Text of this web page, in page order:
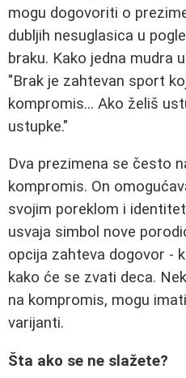
mogu dogovoriti o
dubljih nesuglasica u
braku. Kako jedna mudra
"Brak je zahtevan sport
kompromis... Ako želiš
ustupke."
Dva prezimena se često
kompromis. On
svojim poreklom i
usvaja simbol nove
opcija zahteva dogovor -
kako će se zvati deca.
na kompromis, mogu
varijanti.
Šta ako se ne slažete?